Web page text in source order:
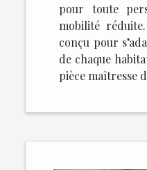
pour toute
mobilité
conçu pour
de chaque
pièce maîtresse